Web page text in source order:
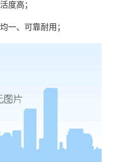
度高；
一、可靠耐用；